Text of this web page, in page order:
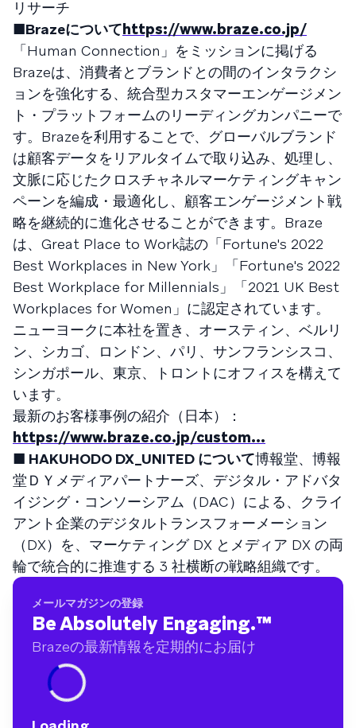
リサーチ
■Brazeについてhttps://www.braze.co.jp/
「Human Connection」をミッションに掲げる
Brazeは、消費者とブランドとの間のインタラクシ
ョンを強化する、統合型カスタマーエンゲージメン
ト・プラットフォームのリーディングカンパニーで
す。Brazeを利用することで、グローバルブランド
は顧客データをリアルタイムで取り込み、処理し、
文脈に応じたクロスチャネルマーケティングキャン
ペーンを編成・最適化し、顧客エンゲージメント戦
略を継続的に進化させることができます。Braze
は、Great Place to Work誌の「Fortune's 2022
Best Workplaces in New York」「Fortune's 2022
Best Workplace for Millennials」「2021 UK Best
Workplaces for Women」に認定されています。
ニューヨークに本社を置き、オースティン、ベルリ
ン、シカゴ、ロンドン、パリ、サンフランシスコ、
シンガポール、東京、トロントにオフィスを構えて
います。
最新のお客様事例の紹介（日本）：
https://www.braze.co.jp/custom...
■ HAKUHODO DX_UNITED について博報堂、博報
堂ＤＹメディアパートナーズ、デジタル・アドバタ
イジング・コンソーシアム（DAC）による、クライ
アント企業のデジタルトランスフォーメーション
（DX）を、マーケティング DX とメディア DX の両
輪で統合的に推進する 3 社横断の戦略組織です。
メールマガジンの登録
Be Absolutely Engaging.™
Brazeの最新情報を定期的にお届け